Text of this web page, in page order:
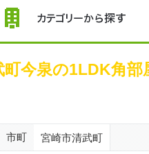
今泉の1LDK角
市町 宮崎市清武町